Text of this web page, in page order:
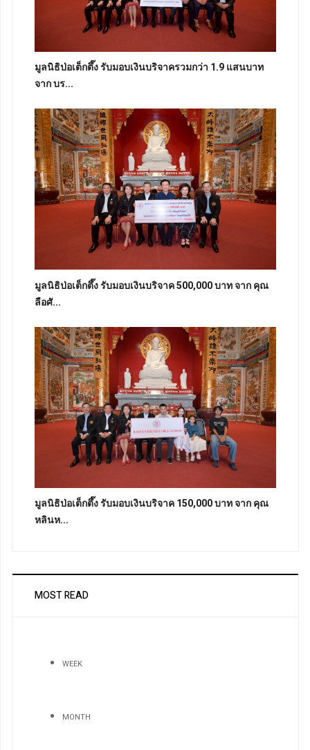
มูลนิธิป่อเต็กตึ๊ง รับมอบเงินบริจาครวมกว่า 1.9 แสนบาท
จาก บร...
มูลนิธิป่อเต็กตึ๊ง รับมอบเงินบริจาค 500,000 บาท จาก คุณ
ลือศั...
มูลนิธิป่อเต็กตึ๊ง รับมอบเงินบริจาค 150,000 บาท จาก คุณ
หลินห...
MOST READ
WEEK
MONTH